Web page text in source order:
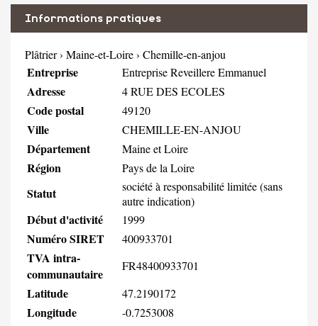
Informations pratiques
Plâtrier› Maine-et-Loire› Chemille-en-anjou
Entreprise Entreprise Reveillere Emmanuel
Adresse 4 RUE DES ECOLES
Code postal 49120
Ville CHEMILLE-EN-ANJOU
Département Maine et Loire
Région Pays de la Loire
Statut
société à responsabilité limitée (sans
autre indication)
Début d'activité 1999
Numéro SIRET 400933701
TVA intra-
communautaire
FR48400933701
Latitude 47.2190172
Longitude -0.7253008